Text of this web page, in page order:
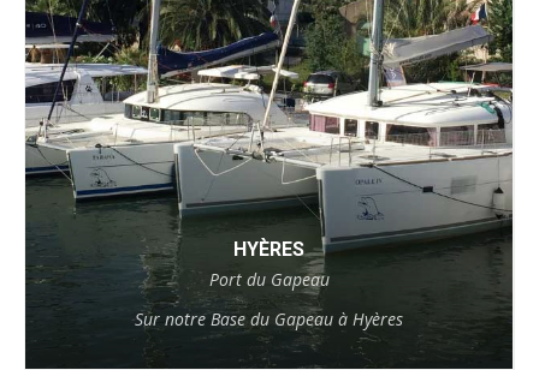
HYÈRES
Port du Gapeau
Sur notre Base du Gapeau à Hyères